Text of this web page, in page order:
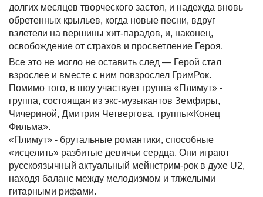
долгих месяцев творческого застоя, и надежда вновь
обретенных крыльев, когда новые песни, вдруг
взлетели на вершины хит-парадов, и, наконец,
освобождение от страхов и просветление Героя.
Все это не могло не оставить след — Герой стал
взрослее и вместе с ним повзрослел ГримРок.
Помимо того, в шоу участвует группа «Плимут» -
группа, состоящая из экс-музыкантов Земфиры,
Чичериной, Дмитрия Четвергова, группы«Конец
Фильма».
«Плимут» - брутальные романтики, способные
«исцелить» разбитые девичьи сердца. Они играют
русскоязычный актуальный мейнстрим-рок в духе U2,
находя баланс между мелодизмом и тяжелыми
гитарными рифами.